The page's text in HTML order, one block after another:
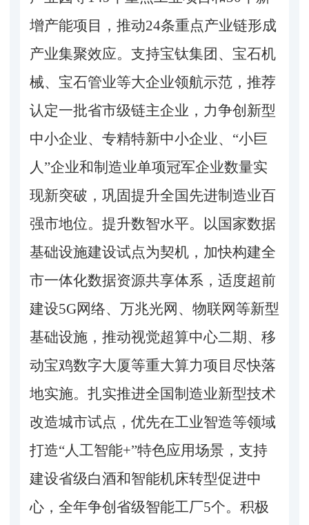
增产能项目，推动24条重点产业链形成
产业集聚效应。支持宝钛集团、宝石机
械、宝石管业等大企业领航示范，推荐
认定一批省市级链主企业，力争创新型
中小企业、专精特新中小企业、“小巨
人”企业和制造业单项冠军企业数量实
现新突破，巩固提升全国先进制造业百
强市地位。提升数智水平。以国家数据
基础设施建设试点为契机，加快构建全
市一体化数据资源共享体系，适度超前
建设5G网络、万兆光网、物联网等新型
基础设施，推动视觉超算中心二期、移
动宝鸡数字大厦等重大算力项目尽快落
地实施。扎实推进全国制造业新型技术
改造城市试点，优先在工业智造等领域
打造“人工智能+”特色应用场景，支持
建设省级白酒和智能机床转型促进中
心，全年争创省级智能工厂5个。积极